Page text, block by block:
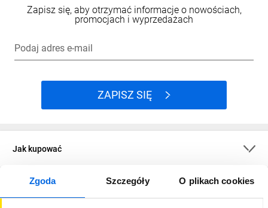
Zgoda Szczegóły O plikach cookies
Zapisz się, aby otrzymać informacje o nowościach,
promocjach i wyprzedażach
Podaj adres e-mail
ZAPISZ SIĘ
Jak kupować
O firmie